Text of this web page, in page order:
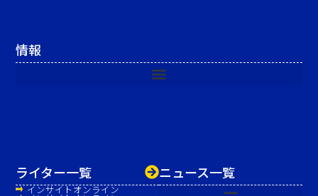
ニュース一覧
ライター一覧
インサイトオンライン
情報